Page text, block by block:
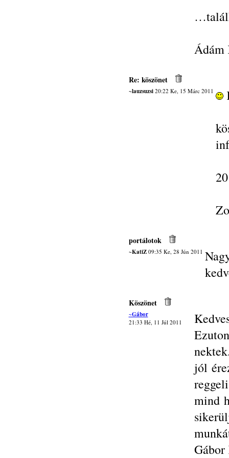
Ádám
Re: köszönet
~lauzsuzsi20:22 Ke, 15 Márc 2011
portálotok
~KatiZ09:35 Ke, 28 Jún 2011
Köszönet
~Gábor
21:33 Hé, 11 Júl 2011
jól
mind